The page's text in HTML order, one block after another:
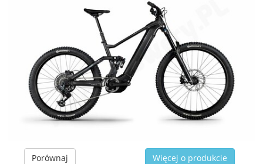
Porównaj
Więcej o produkcie